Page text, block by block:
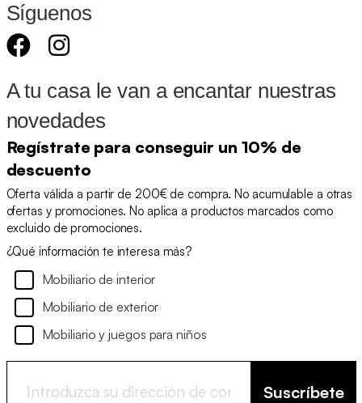
Síguenos
A tu casa le van a encantar nuestras
novedades
Regístrate para conseguir un 10% de
descuento
Oferta válida a partir de 200€ de compra. No acumulable a otras
ofertas y promociones. No aplica a productos marcados como
excluido de promociones.
¿Qué información te interesa más?
Mobiliario de interior
Mobiliario de exterior
Mobiliario y juegos para niños
Suscríbete